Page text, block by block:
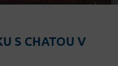
S CHATOU V